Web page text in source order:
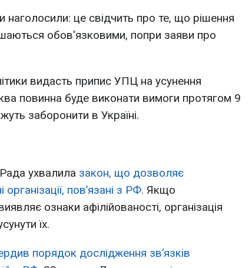
наголосили: це свідчить про те, що рішення
обов'язковими, попри заяви про
видасть припис УПЦ на усунення
повинна буде виконати вимоги протягом 9
заборонити в Україні.
ухвалила закон, що дозволяє
організації, пов’язані з РФ. Якщо
ознаки афілійованості, організація
їх.
порядок дослідження зв’язків